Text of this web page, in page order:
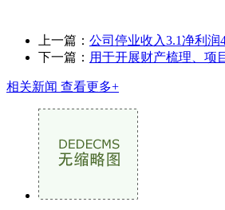
上一篇： 公司停业收入3.1净利润
下一篇： 用于开展财产梳理、项
相关新闻 查看更多+